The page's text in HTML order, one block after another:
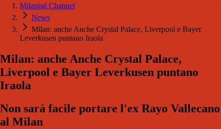
Milanisti Channel
News
Milan: anche Anche Crystal Palace, Liverpool e Bayer
Leverkusen puntano Iraola
Milan: anche Anche Crystal Palace,
Liverpool e Bayer Leverkusen puntano
Iraola
Non sarà facile portare l'ex Rayo Vallecano
al Milan